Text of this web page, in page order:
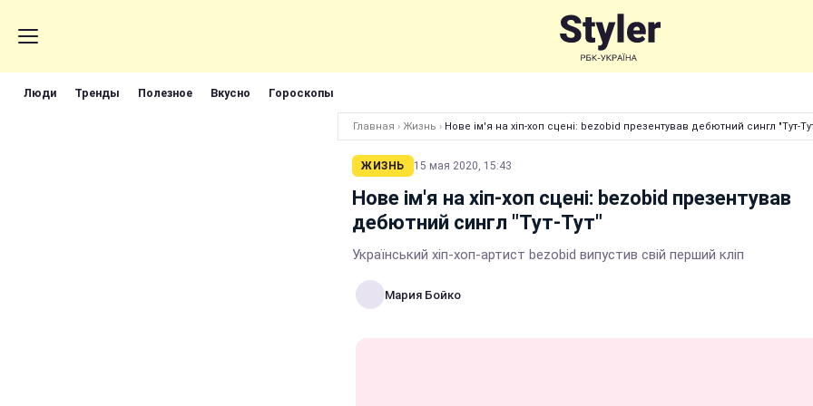
Люди Тренды Полезное Вкусно Гороскопы
Главная › Жизнь › Нове ім'я на хіп-хоп сцені: bezobid презентував дебютний сингл "Тут-
ЖИЗНЬ 15 мая 2020, 15:43
Нове ім'я на хіп-хоп сцені: bezobid презентував
дебютний сингл "Тут-Тут"
Український хіп-хоп-артист bezobid випустив свій перший кліп
Мария Бойко